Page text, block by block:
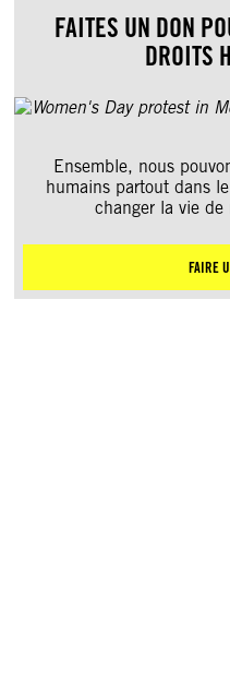
FAITES UN DON
DROITS
Ensemble, nous
humains partout dans
changer la vie
FAIRE